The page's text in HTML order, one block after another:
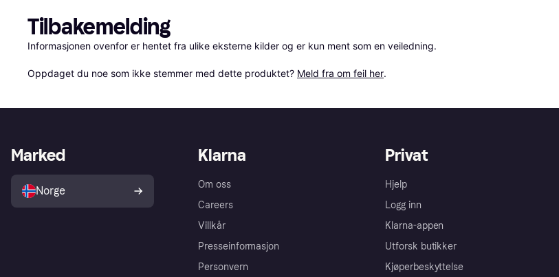
Tilbakemelding
Informasjonen ovenfor er hentet fra ulike eksterne kilder og er kun ment som en veiledning.
Oppdaget du noe som ikke stemmer med dette produktet? Meld fra om feil her.
Klarna
Om oss
Careers
Villkår
Presseinformasjon
Personvern
Privat
Hjelp
Logg inn
Klarna-appen
Utforsk butikker
Kjøperbeskyttelse
Marked
Norge